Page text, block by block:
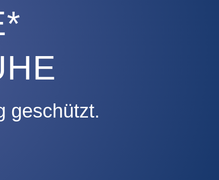
geschützt.